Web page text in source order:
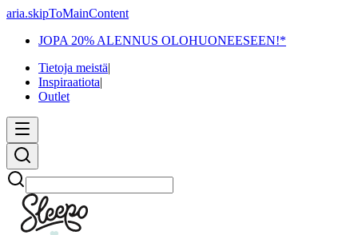
aria.skipToMainContent
JOPA 20% ALENNUS OLOHUONEESEEN!*
Tietoja meistä|
Inspiraatiota|
Outlet
Etsi